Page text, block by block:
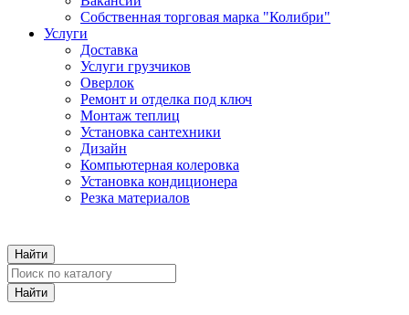
Собственная торговая марка "Колибри"
Услуги
Доставка
Услуги грузчиков
Оверлок
Ремонт и отделка под ключ
Монтаж теплиц
Установка сантехники
Дизайн
Компьютерная колеровка
Установка кондиционера
Резка материалов